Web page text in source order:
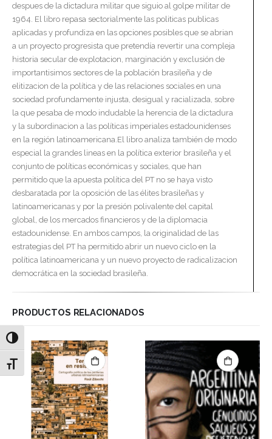
Alternar alto contraste
Alternar tamaño de letra
despues de la dictadura militar que siguio al golpe militar de
1964. El libro repasa sectorialmente las politicas publicas
aplicadas y profundiza en las opciones posibles que se abrian
a un proyecto progresista que pretendía revertir una compleja
historia secular de explotacion, marginación y exclusión de
importantisimos sectores de la población brasileña y de
elitizacion de la política y de las relaciones sociales en una
sociedad profundamente injusta, desigual y racializada, sobre
la que pesaba de modo indudable la herencia de la dictadura
y la subordinacion a las políticas imperiales estadounidenses
en la región latinoamericana.El libro analiza también de modo
especial la grandes lineas en la política exterior brasileña y el
conjunto de políticas económicas y sociales, que han
permitido que la apuesta política del PT no se haya visto
desbaratada por la oposición de las élites brasileñas y
latinoamericanas y por la presión polivalente del capital
global, de los mercados financieros y de la diplomacia
estadounidense. En ambos campos, la originalidad de las
estrategias del PT ha permitido abrir un nuevo ciclo en la
política latinoamericana y un nuevo proyecto de radicalizacion
democrática en la sociedad brasileña.
PRODUCTOS RELACIONADOS